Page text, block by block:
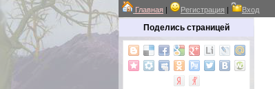
Главная | Регистрация | Вход
Поделись страницей